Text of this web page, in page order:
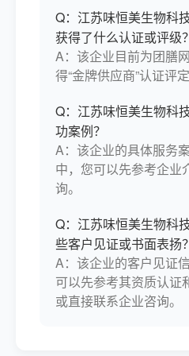
Q：江苏味恒美生物科
获得了什么认证或评级？
A：该企业目前为团膳
得“金牌供应商”认证评定
Q：江苏味恒美生物科
功案例？
A：该企业的具体服务
中，您可以先参考企业
询。
Q：江苏味恒美生物科
些客户见证或书面表扬？
A：该企业的客户见证
可以先参考其资质认证
或直接联系企业咨询。